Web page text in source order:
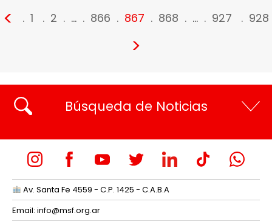
< 1 2 … 866 867 868 … 927 928
>
Búsqueda de Noticias
Av. Santa Fe 4559 - C.P. 1425 - C.A.B.A
Email: info@msf.org.ar